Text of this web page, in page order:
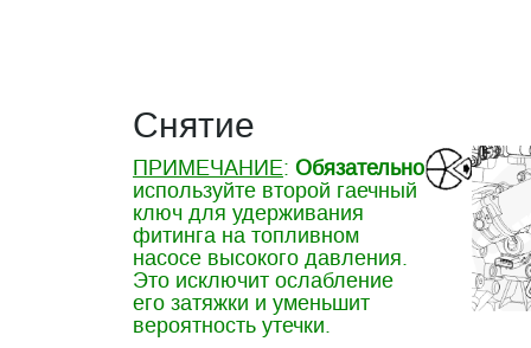
Снятие
ПРИМЕЧАНИЕ:Обязательно
используйте второй гаечный
ключ для удерживания
фитинга на топливном
насосе высокого давления.
Это исключит ослабление
его затяжки и уменьшит
вероятность утечки.